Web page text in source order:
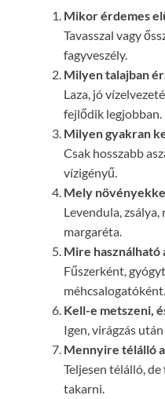
Mikor érdemes
Tavasszal vagy
fagyveszély.
Milyen talajban
Laza, jó
fejlődik legjobban.
Milyen gyakran
Csak hosszabb
vízigényű.
Mely
Levendula,
margaréta.
Mire használható
Fűszerként,
méhcsalogatóként.
Kell-e metszeni,
Igen, virágzás
Mennyire télálló a
Teljesen télálló,
takarni.